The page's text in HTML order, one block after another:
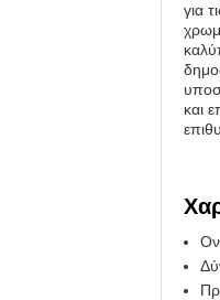
για
και